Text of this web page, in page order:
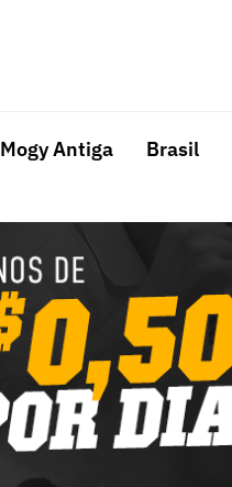
Mogy Antiga Brasil